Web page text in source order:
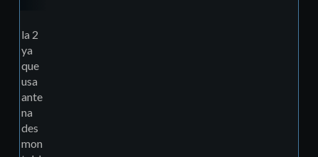
la 2
ya
que
usa
ante
na
des
mon